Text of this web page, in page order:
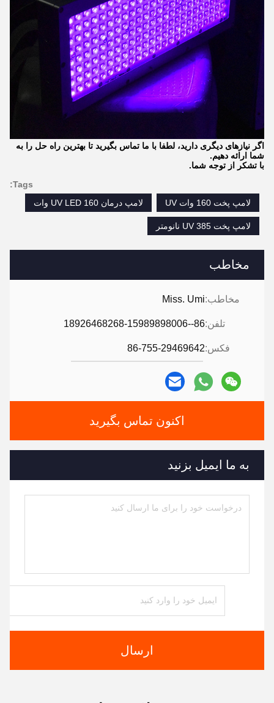
مخاطب
مخاطب:Miss. Umi
تلفن:86--18926468268-15989898006
فکس:86-755-29469642
اکنون تماس بگیرید
به ما ایمیل بزنید
ارسال
اگر نیازهای دیگری دارید، لطفا با ما تماس بگیرید تا بهترین راه حل را به
شما ارائه دهیم.
با تشکر از توجه شما.
Tags:
لامپ پخت 160 وات UV
لامپ درمان UV LED 160 وات
لامپ پخت UV 385 نانومتر